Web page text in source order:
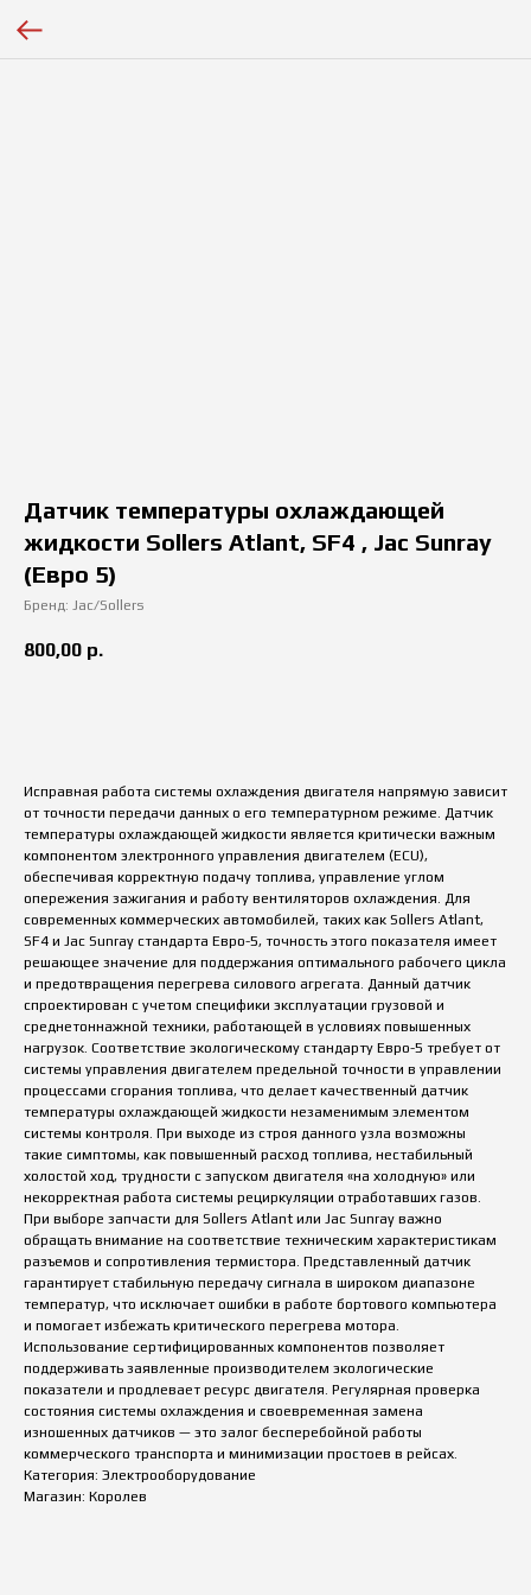
Датчик температуры охлаждающей
жидкости Sollers Atlant, SF4 , Jac Sunray
(Евро 5)
Бренд: Jac/Sollers
800,00 р.
Исправная работа системы охлаждения двигателя напрямую зависит
от точности передачи данных о его температурном режиме. Датчик
температуры охлаждающей жидкости является критически важным
компонентом электронного управления двигателем (ECU),
обеспечивая корректную подачу топлива, управление углом
опережения зажигания и работу вентиляторов охлаждения. Для
современных коммерческих автомобилей, таких как Sollers Atlant,
SF4 и Jac Sunray стандарта Евро-5, точность этого показателя имеет
решающее значение для поддержания оптимального рабочего цикла
и предотвращения перегрева силового агрегата. Данный датчик
спроектирован с учетом специфики эксплуатации грузовой и
среднетоннажной техники, работающей в условиях повышенных
нагрузок. Соответствие экологическому стандарту Евро-5 требует от
системы управления двигателем предельной точности в управлении
процессами сгорания топлива, что делает качественный датчик
температуры охлаждающей жидкости незаменимым элементом
системы контроля. При выходе из строя данного узла возможны
такие симптомы, как повышенный расход топлива, нестабильный
холостой ход, трудности с запуском двигателя «на холодную» или
некорректная работа системы рециркуляции отработавших газов.
При выборе запчасти для Sollers Atlant или Jac Sunray важно
обращать внимание на соответствие техническим характеристикам
разъемов и сопротивления термистора. Представленный датчик
гарантирует стабильную передачу сигнала в широком диапазоне
температур, что исключает ошибки в работе бортового компьютера
и помогает избежать критического перегрева мотора.
Использование сертифицированных компонентов позволяет
поддерживать заявленные производителем экологические
показатели и продлевает ресурс двигателя. Регулярная проверка
состояния системы охлаждения и своевременная замена
изношенных датчиков — это залог бесперебойной работы
коммерческого транспорта и минимизации простоев в рейсах.
Категория: Электрооборудование
Магазин: Королев